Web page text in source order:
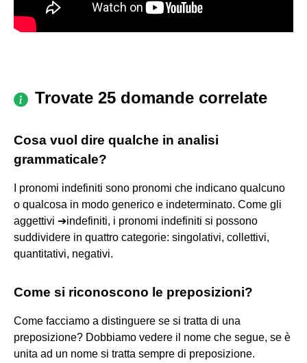
Trovate 25 domande correlate
Cosa vuol dire qualche in analisi
grammaticale?
I pronomi indefiniti sono pronomi che indicano qualcuno
o qualcosa in modo generico e indeterminato. Come gli
aggettivi ➔indefiniti, i pronomi indefiniti si possono
suddividere in quattro categorie: singolativi, collettivi,
quantitativi, negativi.
Come si riconoscono le preposizioni?
Come facciamo a distinguere se si tratta di una
preposizione? Dobbiamo vedere il nome che segue, se è
unita ad un nome si tratta sempre di preposizione.